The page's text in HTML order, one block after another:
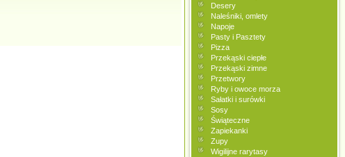
Desery
Naleśniki, omlety
Napoje
Pasty i Pasztety
Pizza
Przekąski ciepłe
Przekąski zimne
Przetwory
Ryby i owoce morza
Sałatki i surówki
Sosy
Świąteczne
Zapiekanki
Zupy
Wigilijne rarytasy